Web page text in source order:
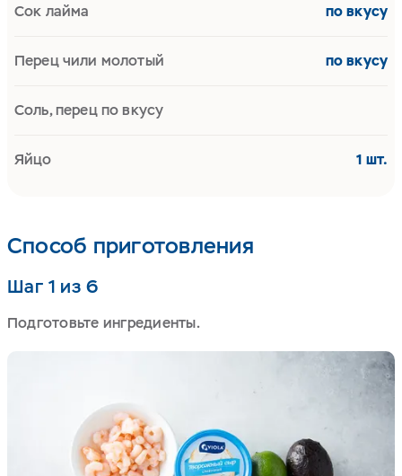
Способ приготовления
Шаг 1 из 6
Подготовьте ингредиенты.
Сок лайма по вкусу
Перец чили молотый по вкусу
Соль, перец по вкусу
Яйцо 1 шт.